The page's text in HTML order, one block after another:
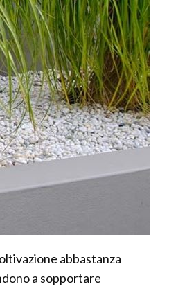
abbastanza
a sopportare